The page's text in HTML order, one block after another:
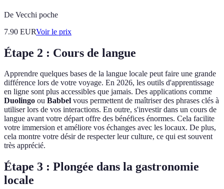
De Vecchi poche
7.90 EURVoir le prix
Étape 2 : Cours de langue
Apprendre quelques bases de la langue locale peut faire une grande
différence lors de votre voyage. En 2026, les outils d'apprentissage
en ligne sont plus accessibles que jamais. Des applications comme
Duolingo ou Babbel vous permettent de maîtriser des phrases clés à
utiliser lors de vos interactions. En outre, s'investir dans un cours de
langue avant votre départ offre des bénéfices énormes. Cela facilite
votre immersion et améliore vos échanges avec les locaux. De plus,
cela montre votre désir de respecter leur culture, ce qui est souvent
très apprécié.
Étape 3 : Plongée dans la gastronomie
locale